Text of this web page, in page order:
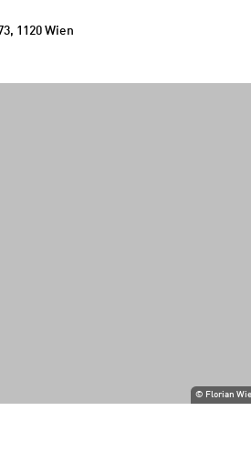
1120 Wien
© Florian